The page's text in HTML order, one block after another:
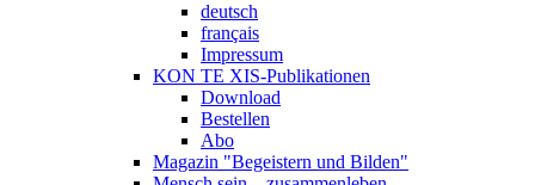
deutsch
français
Impressum
KON TE XIS-Publikationen
Download
Bestellen
Abo
Magazin "Begeistern und Bilden"